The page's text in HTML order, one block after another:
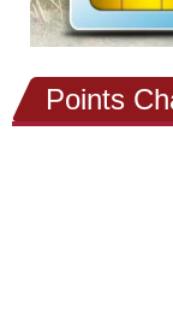
Points